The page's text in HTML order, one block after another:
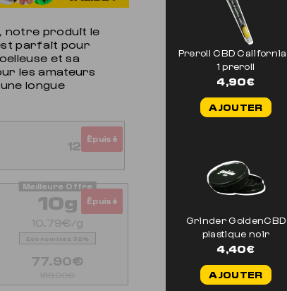
notre produit le
parfait pour
et sa
les amateurs
longue
12.90€
Épuisé
10g
10.79€/g
Economisez 32%
77.90€
Épuisé
Preroll CBD
1 preroll
4,90€
AJOUTER
Grinder GoldenCBD
plastique noir
4,40€
AJOUTER